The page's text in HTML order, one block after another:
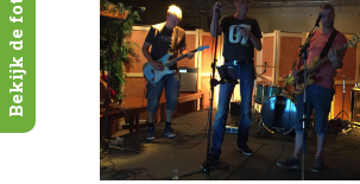
Bekijk de foto's.